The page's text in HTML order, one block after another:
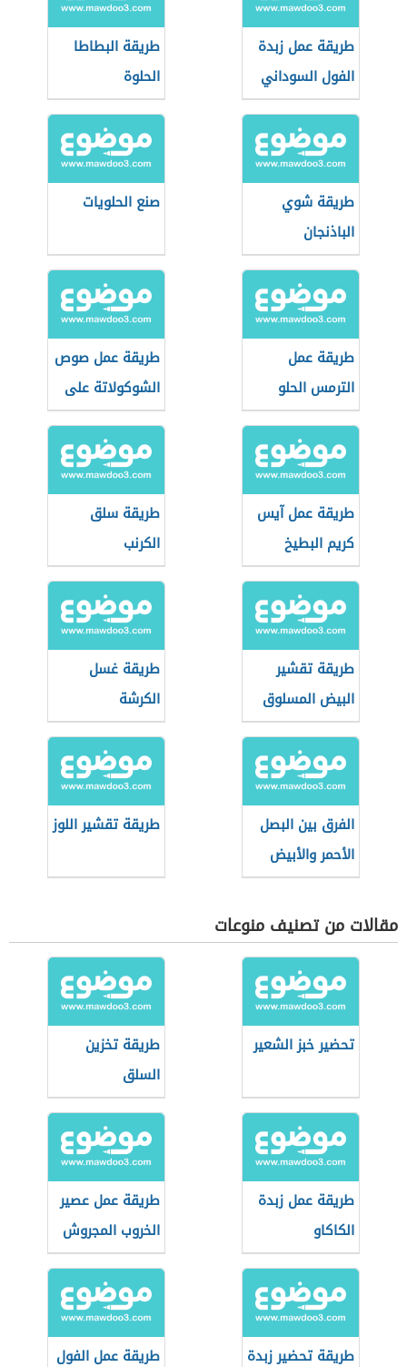
طريقة عمل زبدة
الفول السوداني
طريقة البطاطا
الحلوة
طريقة شوي
الباذنجان
صنع الحلويات
طريقة عمل
الترمس الحلو
طريقة عمل صوص
الشوكولاتة على
النار
طريقة عمل آيس
كريم البطيخ
طريقة سلق
الكرنب
طريقة تقشير
البيض المسلوق
طريقة غسل
الكرشة
الفرق بين البصل
الأحمر والأبيض
طريقة تقشير اللوز
مقالات من تصنيف منوعات
تحضير خبز الشعير
طريقة تخزين
السلق
طريقة عمل زبدة
الكاكاو
طريقة عمل عصير
الخروب المجروش
طريقة تحضير زبدة
طريقة عمل الفول